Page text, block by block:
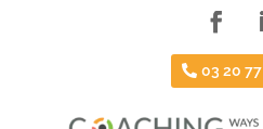
03 20